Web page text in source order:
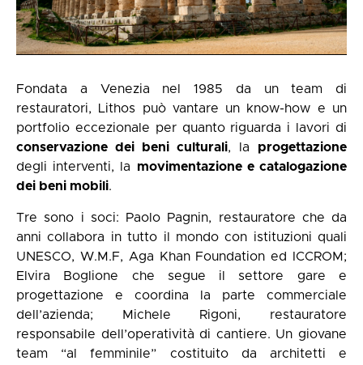
Fondata a Venezia nel 1985 da un team di
restauratori, Lithos può vantare un know-how e un
portfolio eccezionale per quanto riguarda i lavori di
conservazione dei beni culturali, la progettazione
degli interventi, la movimentazione e catalogazione
dei beni mobili.
Tre sono i soci: Paolo Pagnin, restauratore che da
anni collabora in tutto il mondo con istituzioni quali
UNESCO, W.M.F, Aga Khan Foundation ed ICCROM;
Elvira Boglione che segue il settore gare e
progettazione e coordina la parte commerciale
dell’azienda; Michele Rigoni, restauratore
responsabile dell’operatività di cantiere. Un giovane
team “al femminile” costituito da architetti e